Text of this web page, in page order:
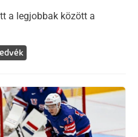
a legjobbak között a